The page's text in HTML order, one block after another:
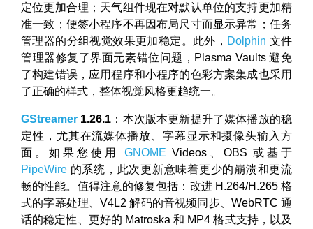
定位更加合理；天气组件现在对默认单位的支持更加精
准一致；便签小程序不再因布局尺寸而显示异常；任务
管理器的分组视觉效果更加稳定。此外， Dolphin 文件
管理器修复了界面元素错位问题，Plasma Vaults 避免
了构建错误，应用程序和小程序的色彩方案集成也采用
了正确的样式，整体视觉风格更趋统一。
GStreamer 1.26.1 ：本次版本更新提升了媒体播放的稳
定性，尤其在流媒体播放、字幕显示和摄像头输入方
面。如果您使用 GNOME Videos、OBS 或基于
PipeWire 的系统，此次更新意味着更少的崩溃和更流
畅的性能。值得注意的修复包括：改进 H.264/H.265 格
式的字幕处理、V4L2 解码的音视频同步、WebRTC 通
话的稳定性、更好的 Matroska 和 MP4 格式支持，以及